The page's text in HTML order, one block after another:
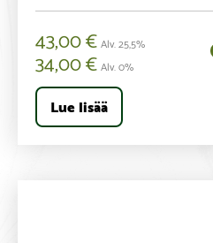
43,00€Alv. 25,5%
34,00€Alv. 0%
Lue lisää